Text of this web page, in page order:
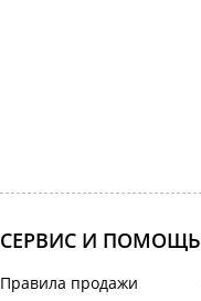
СЕРВИС И ПОМОЩЬ
Правила продажи